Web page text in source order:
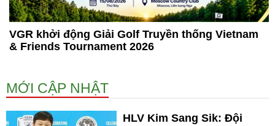
VGR khởi động Giải Golf Truyền thống Vietnam
& Friends Tournament 2026
MỚI CẬP NHẬT
HLV Kim Sang Sik: Đội